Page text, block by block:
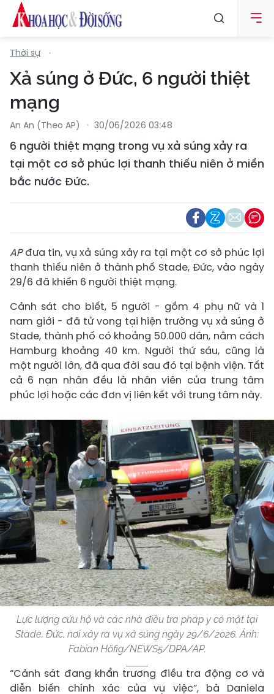
Thời sự
Xả súng ở Đức, 6 người thiệt
mạng
An An (Theo AP) 30/06/2026 03:48
6 người thiệt mạng trong vụ xả súng xảy ra
tại một cơ sở phúc lợi thanh thiếu niên ở miền
bắc nước Đức.
APđưa tin, vụ xả súng xảy ra tại một cơ sở phúc lợi
thanh thiếu niên ở thành phố Stade, Đức, vào ngày
29/6 đã khiến 6 người thiệt mạng.
Cảnh sát cho biết, 5 người - gồm 4 phụ nữ và 1
nam giới - đã tử vong tại hiện trường vụ xả súng ở
Stade, thành phố có khoảng 50.000 dân, nằm cách
Hamburg khoảng 40 km. Người thứ sáu, cũng là
một người lớn, đã qua đời sau đó tại bệnh viện. Tất
cả 6 nạn nhân đều là nhân viên của trung tâm
phúc lợi hoặc các đơn vị liên kết với trung tâm này.
Lực lượng cứu hộ và các nhà điều tra pháp y có mặt tại
Stade, Đức, nơi xảy ra vụ xả súng ngày 29/6/2026. Ảnh:
Fabian Höfig/NEWS5/DPA/AP.
“Cảnh sát đang khẩn trương điều tra động cơ và
diễn biến chính xác của vụ việc”, bà Daniela